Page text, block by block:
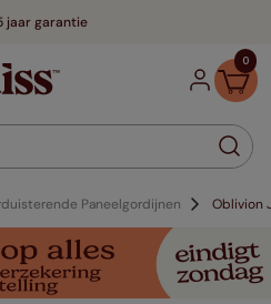
jaar garantie
0
Paneelgordijnen Oblivion